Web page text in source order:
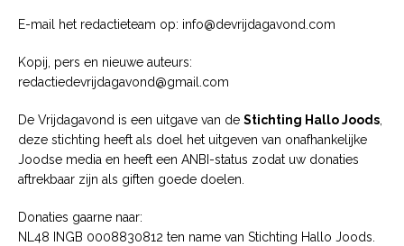
E-mail het redactieteam op: info@devrijdagavond.com
Kopij, pers en nieuwe auteurs:
redactiedevrijdagavond@gmail.com
De Vrijdagavond is een uitgave van de Stichting Hallo Joods,
deze stichting heeft als doel het uitgeven van onafhankelijke
Joodse media en heeft een ANBI-status zodat uw donaties
aftrekbaar zijn als giften goede doelen.
Donaties gaarne naar:
NL48 INGB 0008830812 ten name van Stichting Hallo Joods.